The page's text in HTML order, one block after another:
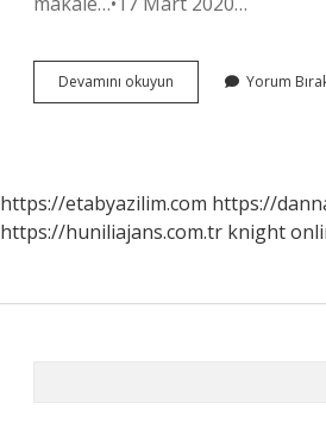
Devamını okuyun Çalışkan
Insan
Yorum
https://etabyazilim.com https://
https://huniliajans.com.tr knight